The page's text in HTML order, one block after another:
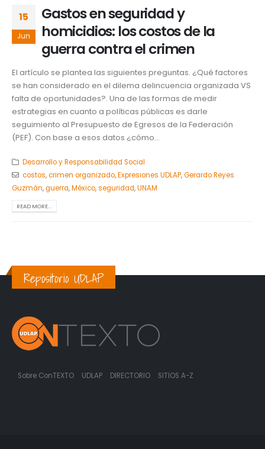
15
Jun
Gastos en seguridad y
homicidios: los costos de la
guerra contra el crimen
El artículo se plantea las siguientes preguntas. ¿Qué factores
se han considerado en el dilema delincuencia organizada VS
falta de oportunidades?. Una de las formas de medir
estrategias en cuanto a políticas públicas es darle
seguimiento al Presupuesto de Egresos de la Federación
(PEF). Con base a esos datos ¿cómo...
Desarrollo y Responsabilidad Social
costos,crimen organizado,Expresiones UDLAP,Gerardo Reyes
Guzmán,guerra,México,seguridad,UNAM
READ MORE...
Repositorio UDLAP
Sobre ConTEXTO UDLAP DIRECTORIO SITIOS A-Z